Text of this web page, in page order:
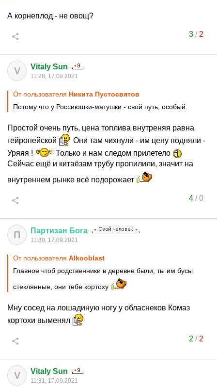
А корнеплод - не овощ?
3/ 2
V Vitaly Sun
11:28, 17.09.2021
От пользователя Никита Пустосвятов
Потому что у Россиюшки-матушки - свой путь, особый.
Простой очень путь, цена топлива внутреняя равна
гейропейской
Они там чихнули - им цену подняли -
Уряяя !
Только и нам следом прилетело
Сейчас ещё и китаёзам трубу пропилили, значит на
внутреннем рынке всё подорожает
4/0
П Партизан Бога
11:30, 17.09.2021
От пользователя Alkooblast
Главное чтоб родственники в деревне были, ты им бусы
стеклянные, они тебе кортоху
Мну сосед на лошадиную ногу у обласнеков Комаз
кортохи выменял
2 / 2
V Vitaly Sun
11:31, 17.09.2021